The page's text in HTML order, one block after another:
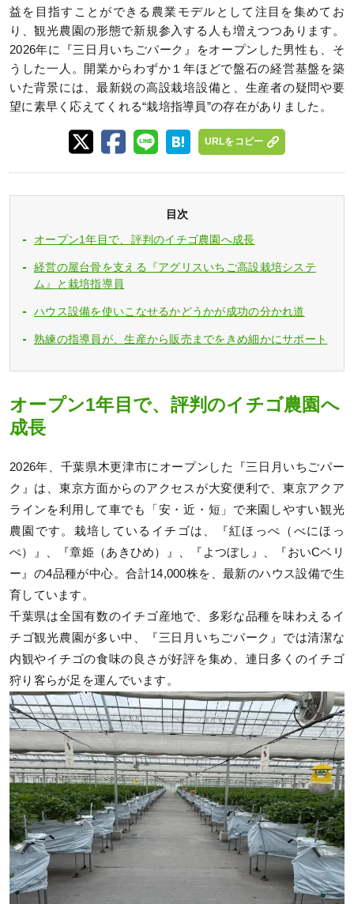
益を目指すことができる農業モデルとして注目を集めてお
り、観光農園の形態で新規参入する人も増えつつあります。
2026年に『三日月いちごパーク』をオープンした男性も、そ
うした一人。開業からわずか１年ほどで盤石の経営基盤を築
いた背景には、最新鋭の高設栽培設備と、生産者の疑問や要
望に素早く応えてくれる“栽培指導員”の存在がありました。
URLをコピー
目次
オープン1年目で、評判のイチゴ農園へ成長
経営の屋台骨を支える『アグリスいちご高設栽培システ
ム』と栽培指導員
ハウス設備を使いこなせるかどうかが成功の分かれ道
熟練の指導員が、生産から販売までをきめ細かにサポート
オープン1年目で、評判のイチゴ農園へ
成長
2026年、千葉県木更津市にオープンした『三日月いちごパー
ク』は、東京方面からのアクセスが大変便利で、東京アクア
ラインを利用して車でも「安・近・短」で来園しやすい観光
農園です。栽培しているイチゴは、『紅ほっぺ（べにほっ
ぺ）』、『章姫（あきひめ）』、『よつぼし』、『おいCベリ
ー』の4品種が中心。合計14,000株を、最新のハウス設備で生
育しています。
千葉県は全国有数のイチゴ産地で、多彩な品種を味わえるイ
チゴ観光農園が多い中、『三日月いちごパーク』では清潔な
内観やイチゴの食味の良さが好評を集め、連日多くのイチゴ
狩り客らが足を運んでいます。